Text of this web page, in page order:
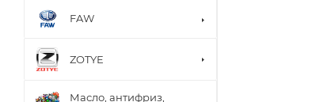
FAW
ZOTYE
Масло, антифриз,